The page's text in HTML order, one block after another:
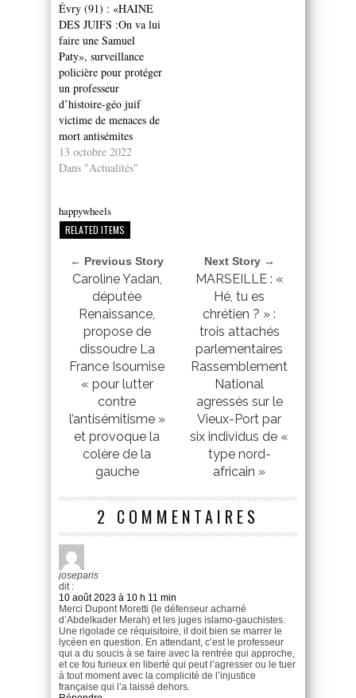
Évry (91) : «HAINE
DES JUIFS :On va lui
faire une Samuel
Paty», surveillance
policière pour protéger
un professeur
d’histoire-géo juif
victime de menaces de
mort antisémites
13 octobre 2022
Dans "Actualités"
happywheels
RELATED ITEMS
← Previous Story
Caroline Yadan,
députée
Renaissance,
propose de
dissoudre La
France Isoumise
« pour lutter
contre
l’antisémitisme »
et provoque la
colère de la
gauche
Next Story →
MARSEILLE : «
Hé, tu es
chrétien ? » :
trois attachés
parlementaires
Rassemblement
National
agressés sur le
Vieux-Port par
six individus de «
type nord-
africain »
2 COMMENTAIRES
joseparis
dit :
10 août 2023 à 10 h 11 min
Merci Dupont Moretti (le défenseur acharné
d’Abdelkader Merah) et les juges islamo-gauchistes.
Une rigolade ce réquisitoire, il doit bien se marrer le
lycéen en question. En attendant, c’est le professeur
qui a du soucis à se faire avec la rentrée qui approche,
et ce fou furieux en liberté qui peut l’agresser ou le tuer
à tout moment avec la complicité de l’injustice
française qui l’a laissé dehors.